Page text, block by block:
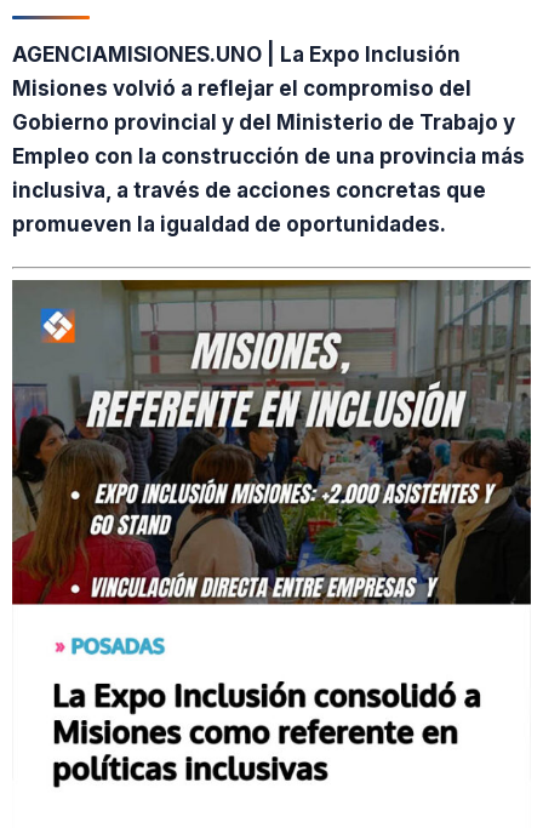
AGENCIAMISIONES.UNO | La Expo Inclusión
Misiones volvió a reflejar el compromiso del
Gobierno provincial y del Ministerio de Trabajo y
Empleo con la construcción de una provincia más
inclusiva, a través de acciones concretas que
promueven la igualdad de oportunidades.